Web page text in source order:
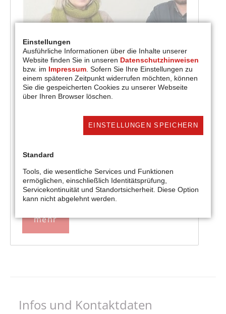
Lebensmittelgutscheine
mehr
Infos und Kontaktdaten
Einstellungen
Ausführliche Informationen über die Inhalte unserer
Website finden Sie in unseren Datenschutzhinweisen
bzw. im Impressum . Sofern Sie Ihre Einstellungen zu
einem späteren Zeitpunkt widerrufen möchten, können
Sie die gespeicherten Cookies zu unserer Webseite
über Ihren Browser löschen.
EINSTELLUNGEN SPEICHERN
Standard
Tools, die wesentliche Services und Funktionen
ermöglichen, einschließlich Identitätsprüfung,
Servicekontinuität und Standortsicherheit. Diese Option
kann nicht abgelehnt werden.